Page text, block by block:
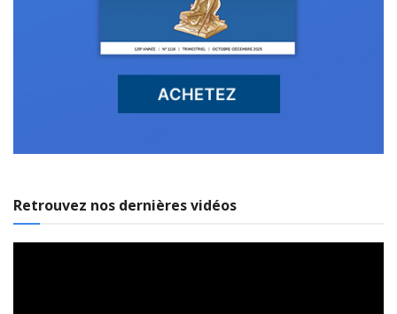
Retrouvez nos dernières vidéos